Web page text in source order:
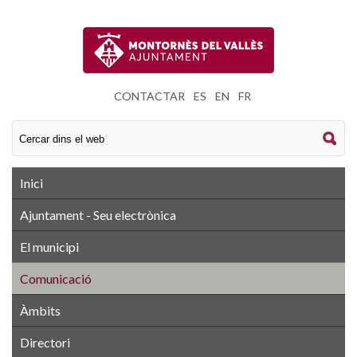
CONTACTAR ES EN FR
Inici
Ajuntament - Seu electrònica
El municipi
Comunicació
Àmbits
Directori